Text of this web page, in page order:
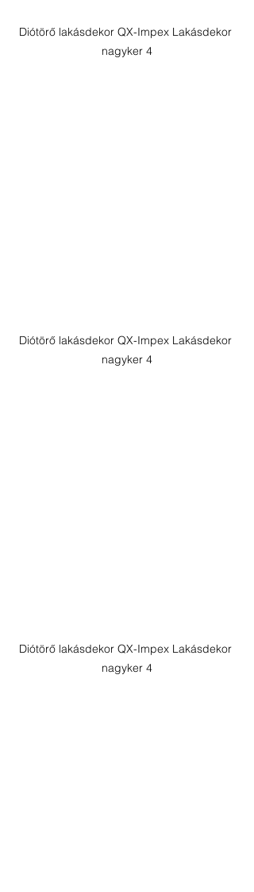
Diótörő lakásdekor QX-Impex Lakásdekor
nagyker 4
Diótörő lakásdekor QX-Impex Lakásdekor
nagyker 4
Diótörő lakásdekor QX-Impex Lakásdekor
nagyker 4